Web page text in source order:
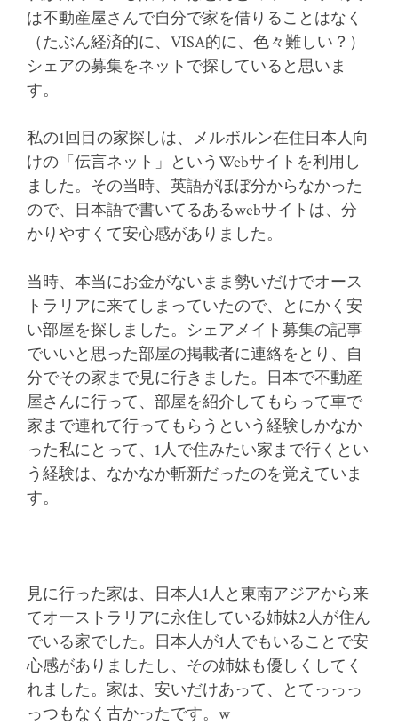
は不動産屋さんで自分で家を借りることはなく
（たぶん経済的に、VISA的に、色々難しい？）
シェアの募集をネットで探していると思いま
す。
私の1回目の家探しは、メルボルン在住日本人向
けの「伝言ネット」というWebサイトを利用し
ました。その当時、英語がほぼ分からなかった
ので、日本語で書いてるあるwebサイトは、分
かりやすくて安心感がありました。
当時、本当にお金がないまま勢いだけでオース
トラリアに来てしまっていたので、とにかく安
い部屋を探しました。シェアメイト募集の記事
でいいと思った部屋の掲載者に連絡をとり、自
分でその家まで見に行きました。日本で不動産
屋さんに行って、部屋を紹介してもらって車で
家まで連れて行ってもらうという経験しかなか
った私にとって、1人で住みたい家まで行くとい
う経験は、なかなか斬新だったのを覚えていま
す。
見に行った家は、日本人1人と東南アジアから来
てオーストラリアに永住している姉妹2人が住ん
でいる家でした。日本人が1人でもいることで安
心感がありましたし、その姉妹も優しくしてく
れました。家は、安いだけあって、とてっっっ
っつもなく古かったです。w